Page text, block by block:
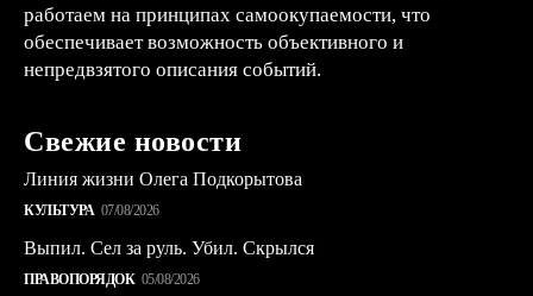
работаем на принципах самоокупаемости, что
обеспечивает возможность объективного и
непредвзятого описания событий.
Свежие новости
Линия жизни Олега Подкорытова
КУЛЬТУРА 07/08/2026
Выпил. Сел за руль. Убил. Скрылся
ПРАВОПОРЯДОК 05/08/2026